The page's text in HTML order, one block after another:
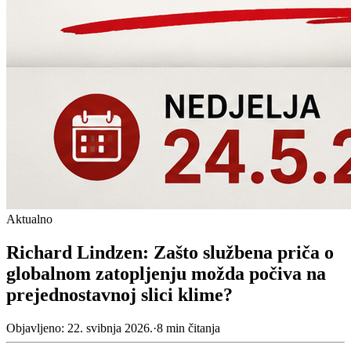
Aktualno
Richard Lindzen: Zašto službena priča o
globalnom zatopljenju možda počiva na
prejednostavnoj slici klime?
Objavljeno: 22. svibnja 2026.·8 min čitanja